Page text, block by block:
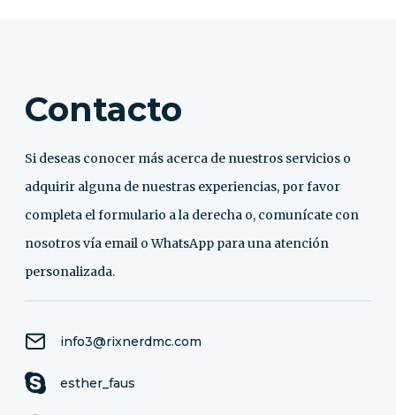
Contacto
Si deseas conocer más acerca de nuestros servicios o
adquirir alguna de nuestras experiencias, por favor
completa el formulario a la derecha o, comunícate con
nosotros vía email o WhatsApp para una atención
personalizada.
info3@rixnerdmc.com
esther_faus